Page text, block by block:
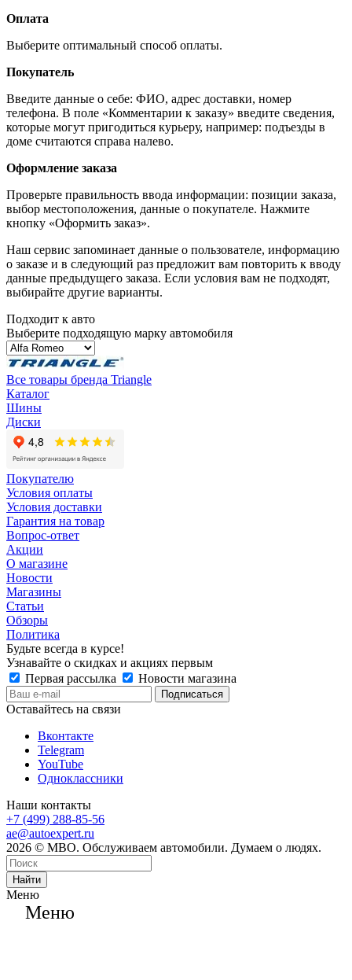
Оплата
Выберите оптимальный способ оплаты.
Покупатель
Введите данные о себе: ФИО, адрес доставки, номер
телефона. В поле «Комментарии к заказу» введите сведения,
которые могут пригодиться курьеру, например: подъезды в
доме считаются справа налево.
Оформление заказа
Проверьте правильность ввода информации: позиции заказа,
выбор местоположения, данные о покупателе. Нажмите
кнопку «Оформить заказ».
Наш сервис запоминает данные о пользователе, информацию
о заказе и в следующий раз предложит вам повторить к вводу
данные предыдущего заказа. Если условия вам не подходят,
выбирайте другие варианты.
Подходит к авто
Выберите подходящую марку автомобиля
Все товары бренда Triangle
Каталог
Шины
Диски
Покупателю
Условия оплаты
Условия доставки
Гарантия на товар
Вопрос-ответ
Акции
О магазине
Новости
Магазины
Статьи
Обзоры
Политика
Будьте всегда в курсе!
Узнавайте о скидках и акциях первым
Первая рассылка
Новости магазина
Оставайтесь на связи
Вконтакте
Telegram
YouTube
Одноклассники
Наши контакты
+7 (499) 288-85-56
ae@autoexpert.ru
2026 © МВО. Обслуживаем автомобили. Думаем о людях.
Найти
Меню
Меню